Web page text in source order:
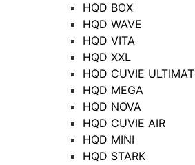
HQD BOX
HQD WAVE
HQD VITA
HQD XXL
HQD CUVIE
HQD MEGA
HQD NOVA
HQD CUVIE AIR
HQD MINI
HQD STARK